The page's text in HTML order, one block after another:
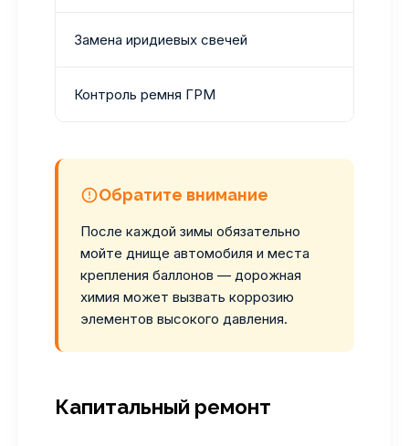
Замена иридиевых свечей
Контроль ремня ГРМ
Обратите внимание
После каждой зимы обязательно
мойте днище автомобиля и места
крепления баллонов — дорожная
химия может вызвать коррозию
элементов высокого давления.
Капитальный ремонт